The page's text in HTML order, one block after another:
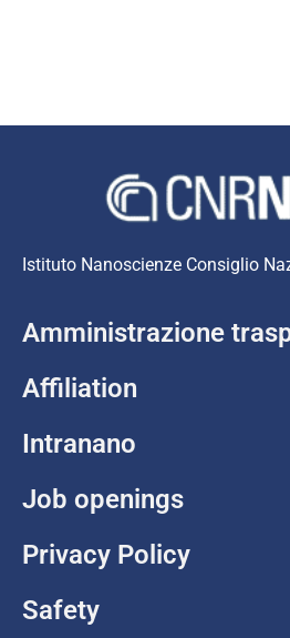
Istituto Nanoscienze Consiglio
Amministrazione
Affiliation
Intranano
Job openings
Privacy Policy
Safety